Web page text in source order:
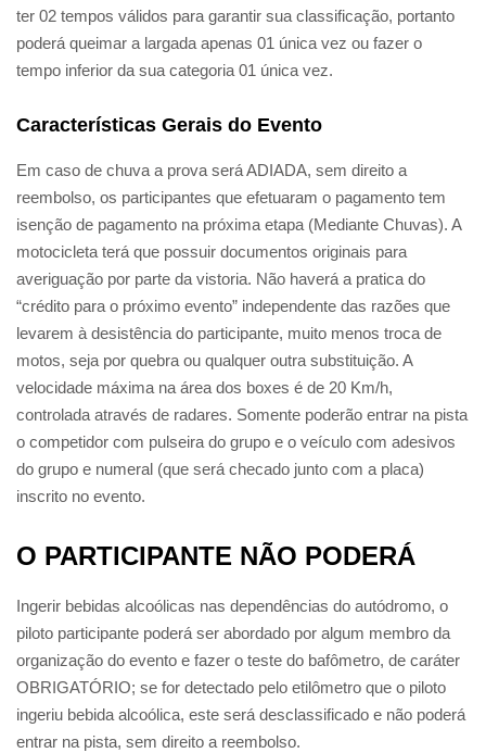
ter 02 tempos válidos para garantir sua classificação, portanto
poderá queimar a largada apenas 01 única vez ou fazer o
tempo inferior da sua categoria 01 única vez.
Características Gerais do Evento
Em caso de chuva a prova será ADIADA, sem direito a
reembolso, os participantes que efetuaram o pagamento tem
isenção de pagamento na próxima etapa (Mediante Chuvas). A
motocicleta terá que possuir documentos originais para
averiguação por parte da vistoria. Não haverá a pratica do
“crédito para o próximo evento” independente das razões que
levarem à desistência do participante, muito menos troca de
motos, seja por quebra ou qualquer outra substituição. A
velocidade máxima na área dos boxes é de 20 Km/h,
controlada através de radares. Somente poderão entrar na pista
o competidor com pulseira do grupo e o veículo com adesivos
do grupo e numeral (que será checado junto com a placa)
inscrito no evento.
O PARTICIPANTE NÃO PODERÁ
Ingerir bebidas alcoólicas nas dependências do autódromo, o
piloto participante poderá ser abordado por algum membro da
organização do evento e fazer o teste do bafômetro, de caráter
OBRIGATÓRIO; se for detectado pelo etilômetro que o piloto
ingeriu bebida alcoólica, este será desclassificado e não poderá
entrar na pista, sem direito a reembolso.